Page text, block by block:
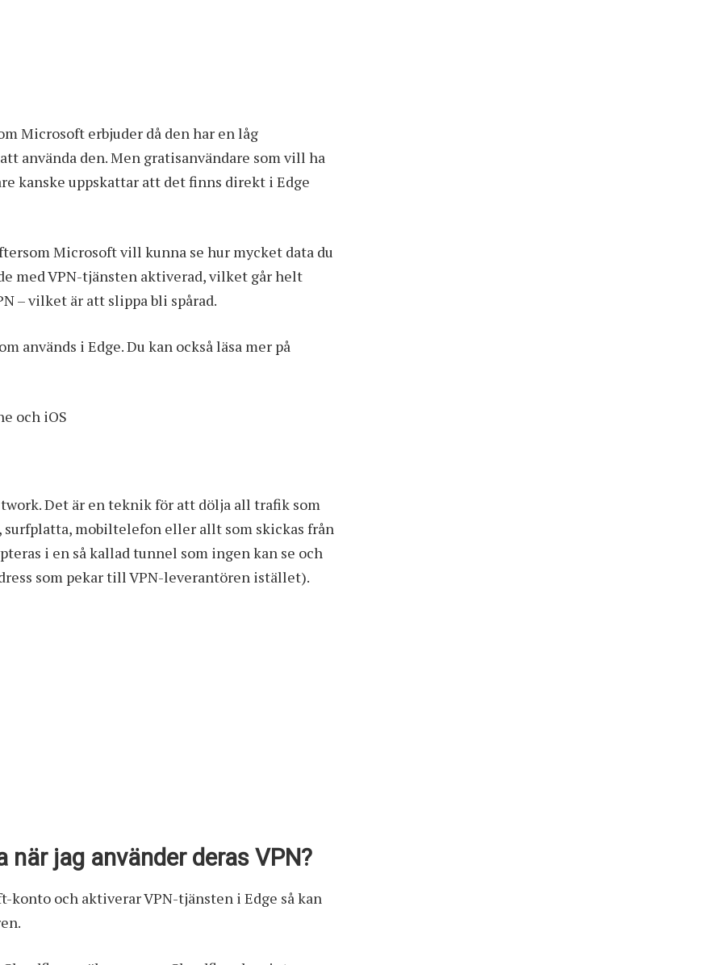
Microsoft erbjuder då den har en låg
använda den. Men gratisanvändare som vill ha
kanske uppskattar att det finns direkt i Edge
Microsoft vill kunna se hur mycket data du
med VPN-tjänsten aktiverad, vilket går helt
– vilket är att slippa bli spårad.
används i Edge. Du kan också läsa mer på
och iOS
Det är en teknik för att dölja all trafik som
mobiltelefon eller allt som skickas från
i en så kallad tunnel som ingen kan se och
som pekar till VPN-leverantören istället).
jag använder deras VPN?
konto och aktiverar VPN-tjänsten i Edge så kan